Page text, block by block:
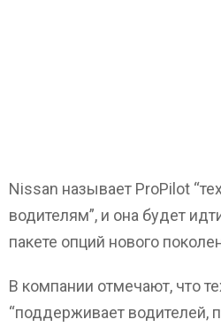
Nissan называет ProPilot
водителям”, и она будет
пакете опций нового
В компании отмечают, что
“поддерживает водителей,